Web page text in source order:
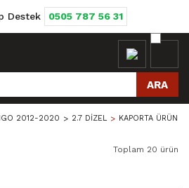
Destek 0505 787 56 31
ARA
2012-2020 2.7 DİZEL KAPORTA
Toplam 20 ürün